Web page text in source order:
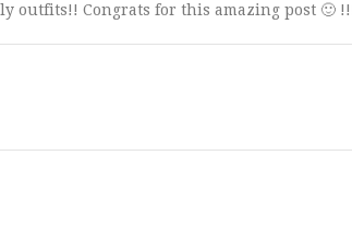
outfits!! Congrats for this amazing post 🙂